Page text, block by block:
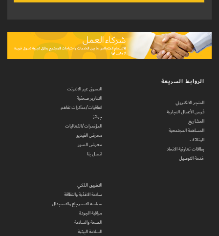
الروابط السريعة
المتجر الالكتروني
فرص الأعمال التجارية
المشاريع
المساهمة المجتمعية
الوظائف
بطاقات تعاونية الاتحاد
خدمة التوصيل
التسوق عبر الانترنت
التقارير صحفية
اتفاقيات/مذكرات تفاهم
جوائز
المؤتمرات/الفعاليات
معرض الفيديو
معرض الصور
اتصل بنا
التطبيق الذكي
سلامة الاغذية والنظافة
سياسة الاسترجاع والاستبدال
مراقبة الجودة
الصحة والسلامة
السلامة البيئية